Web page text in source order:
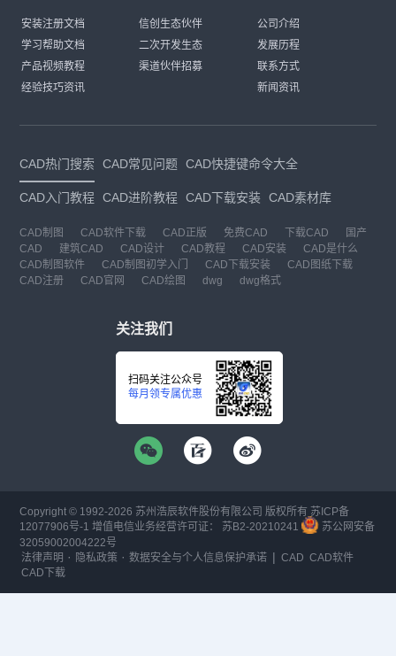
安装注册文档
学习帮助文档
产品视频教程
经验技巧资讯
信创生态伙伴
二次开发生态
渠道伙伴招募
公司介绍
发展历程
联系方式
新闻资讯
CAD热门搜索 CAD常见问题 CAD快捷键命令大全
CAD入门教程 CAD进阶教程 CAD下载安装 CAD素材库
CAD制图 CAD软件下载 CAD正版 免费CAD 下载CAD
国产
CAD
建筑CAD CAD设计 CAD教程 CAD安装
CAD是什么
CAD制图软件
CAD制图初学入门 CAD下载安装
CAD图纸下载
CAD注册
CAD官网 CAD绘图 dwg dwg格式
关注我们
扫码关注公众号
每月领专属优惠
Copyright © 1992-2026 苏州浩辰软件股份有限公司 版权所有 苏ICP备
12077906号-1 增值电信业务经营许可证： 苏B2-20210241
苏公网安备
32059002004222号
法律声明 · 隐私政策 ·数据安全与个人信息保护承诺 | CAD CAD软件
CAD下载